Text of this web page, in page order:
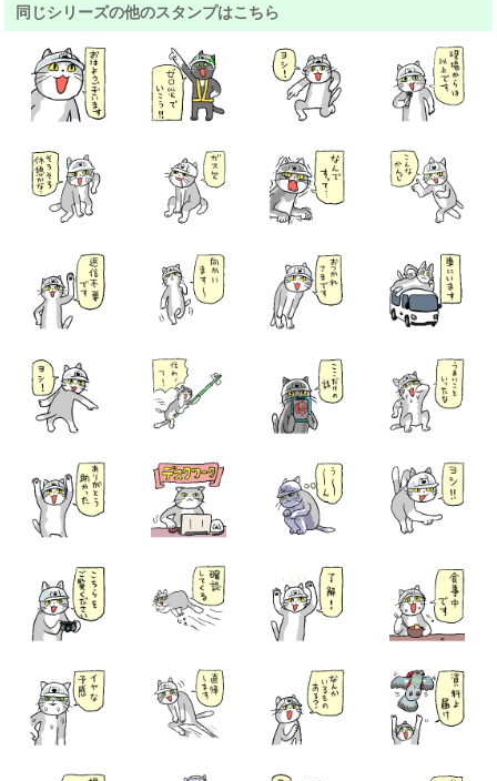
同じシリーズの他のスタンプはこちら